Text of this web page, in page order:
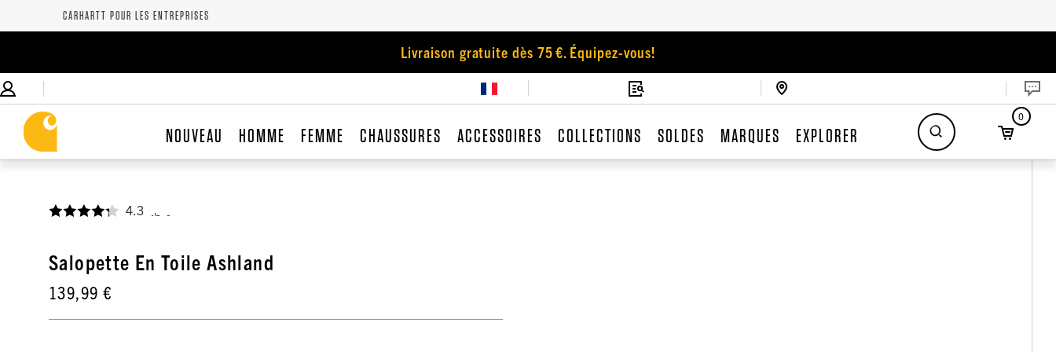
CARHARTT POUR LES ENTREPRISES
Livraison gratuite dès 75 €. Équipez-vous!
NOUVEAU HOMME FEMME CHAUSSURES ACCESSOIRES COLLECTIONS SOLDES MARQUES EXPLORER
0
4.3
Salopette En Toile Ashland
139,99 €